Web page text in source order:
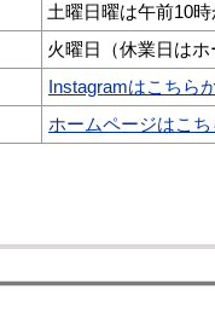
土曜日曜は午前10
火曜日（休業日は
Instagramはこちら
ホームページはこ